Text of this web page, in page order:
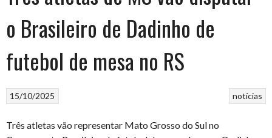
o Brasileiro de Dadinho de
futebol de mesa no RS
notícias
15/10/2025
Três atletas vão representar Mato Grosso do Sul no